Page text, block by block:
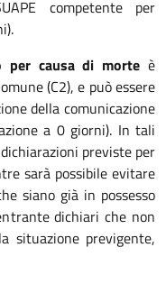
competente per
causa di morte è
(C2), e può essere
della comunicazione
a 0 giorni). In tali
previste per
sarà possibile evitare
siano già in possesso
dichiari che non
situazione previgente,